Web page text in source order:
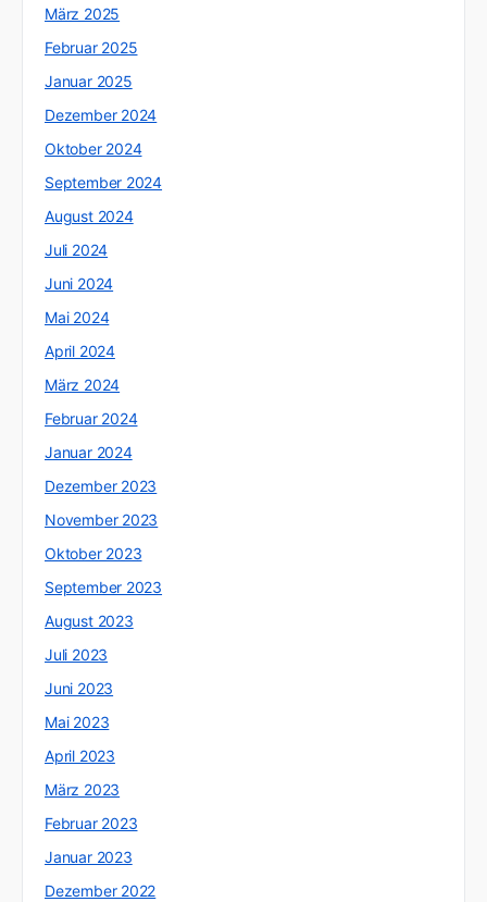
März 2025
Februar 2025
Januar 2025
Dezember 2024
Oktober 2024
September 2024
August 2024
Juli 2024
Juni 2024
Mai 2024
April 2024
März 2024
Februar 2024
Januar 2024
Dezember 2023
November 2023
Oktober 2023
September 2023
August 2023
Juli 2023
Juni 2023
Mai 2023
April 2023
März 2023
Februar 2023
Januar 2023
Dezember 2022